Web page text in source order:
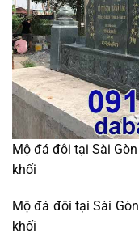
Mộ đá đôi tại Sài
khối
Mộ đá đôi tại Sài
khối